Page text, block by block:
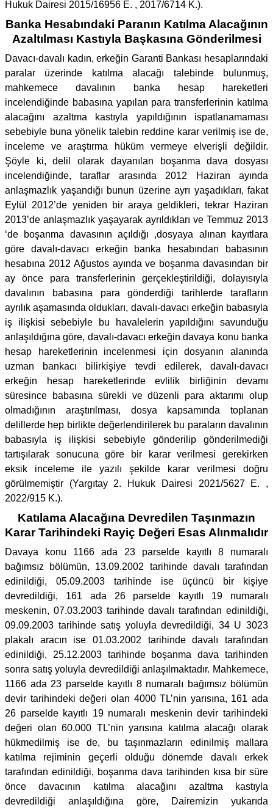
Hukuk Dairesi 2015/16956 E. , 2017/6714 K.).
Banka Hesabındaki Paranın Katılma Alacağının
Azaltılması Kastıyla Başkasına Gönderilmesi
Davacı-davalı kadın, erkeğin Garanti Bankası hesaplarındaki
paralar üzerinde katılma alacağı talebinde bulunmuş,
mahkemece davalının banka hesap hareketleri
incelendiğinde babasına yapılan para transferlerinin katılma
alacağını azaltma kastıyla yapıldığının ispatlanamaması
sebebiyle buna yönelik talebin reddine karar verilmiş ise de,
inceleme ve araştırma hüküm vermeye elverişli değildir.
Şöyle ki, delil olarak dayanılan boşanma dava dosyası
incelendiğinde, taraflar arasında 2012 Haziran ayında
anlaşmazlık yaşandığı bunun üzerine ayrı yaşadıkları, fakat
Eylül 2012’de yeniden bir araya geldikleri, tekrar Haziran
2013’de anlaşmazlık yaşayarak ayrıldıkları ve Temmuz 2013
‘de boşanma davasının açıldığı ,dosyaya alınan kayıtlara
göre davalı-davacı erkeğin banka hesabından babasının
hesabına 2012 Ağustos ayında ve boşanma davasından bir
ay önce para transferlerinin gerçekleştirildiği, dolayısıyla
davalının babasına para gönderdiği tarihlerde tarafların
ayrılık aşamasında oldukları, davalı-davacı erkeğin babasıyla
iş ilişkisi sebebiyle bu havalelerin yapıldığını savunduğu
anlaşıldığına göre, davalı-davacı erkeğin davaya konu banka
hesap hareketlerinin incelenmesi için dosyanın alanında
uzman bankacı bilirkişiye tevdi edilerek, davalı-davacı
erkeğin hesap hareketlerinde evlilik birliğinin devamı
süresince babasına sürekli ve düzenli para aktarımı olup
olmadığının araştırılması, dosya kapsamında toplanan
delillerde hep birlikte değerlendirilerek bu paraların davalının
babasıyla iş ilişkisi sebebiyle gönderilip gönderilmediği
tartışılarak sonucuna göre bir karar verilmesi gerekirken
eksik inceleme ile yazılı şekilde karar verilmesi doğru
görülmemiştir (Yargıtay 2. Hukuk Dairesi 2021/5627 E. ,
2022/915 K.).
Katılama Alacağına Devredilen Taşınmazın
Karar Tarihindeki Rayiç Değeri Esas Alınmalıdır
Davaya konu 1166 ada 23 parselde kayıtlı 8 numaralı
bağımsız bölümün, 13.09.2002 tarihinde davalı tarafından
edinildiği, 05.09.2003 tarihinde ise üçüncü bir kişiye
devredildiği, 161 ada 26 parselde kayıtlı 19 numaralı
meskenin, 07.03.2003 tarihinde davalı tarafından edinildiği,
09.09.2003 tarihinde satış yoluyla devredildiği, 34 U 3023
plakalı aracın ise 01.03.2002 tarihinde davalı tarafından
edinildiği, 25.12.2003 tarihinde boşanma dava tarihinden
sonra satış yoluyla devredildiği anlaşılmaktadır. Mahkemece,
1166 ada 23 parselde kayıtlı 8 numaralı bağımsız bölümün
devir tarihindeki değeri olan 4000 TL’nin yarısına, 161 ada
26 parselde kayıtlı 19 numaralı meskenin devir tarihindeki
değeri olan 60.000 TL’nin yarısına katılma alacağı olarak
hükmedilmiş ise de, bu taşınmazların edinilmiş mallara
katılma rejiminin geçerli olduğu dönemde davalı erkek
tarafından edinildiği, boşanma dava tarihinden kısa bir süre
önce davacının katılma alacağını azaltma kastıyla
devredildiği anlaşıldığına göre, Dairemizin yukarıda